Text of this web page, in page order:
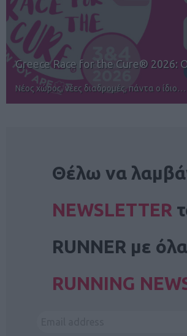
12ος TUI Rhodes Marathon:
Αγώνες για όλους στην Ρόδο
Θέλω να
NEWSLETTER
RUNNER με
RUNNING